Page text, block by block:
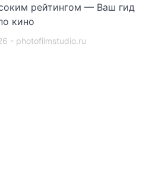
рейтингом — Ваш гид
кино
- photofilmstudio.ru